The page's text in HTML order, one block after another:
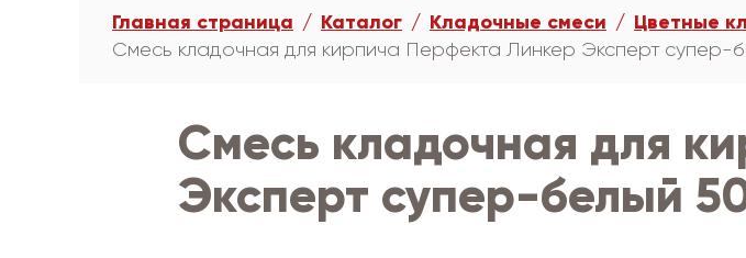
Главная страница Каталог Кладочные смеси Цветные
Смесь кладочная для кирпича Перфекта Линкер Эксперт супер-
Смесь кладочная для
Эксперт супер-белый